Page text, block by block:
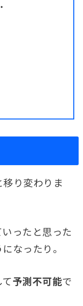
り変わりま
ったと思った
なったり。
予測不可能で